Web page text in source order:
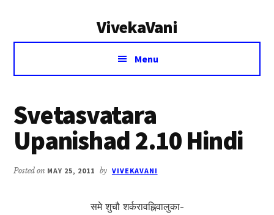
VivekaVani
Voice
Vivekananda
Menu
Svetasvatara
Upanishad 2.10 Hindi
Posted on MAY 25, 2011 by VIVEKAVANI
समे शुचौ शर्करावह्निवालुका-